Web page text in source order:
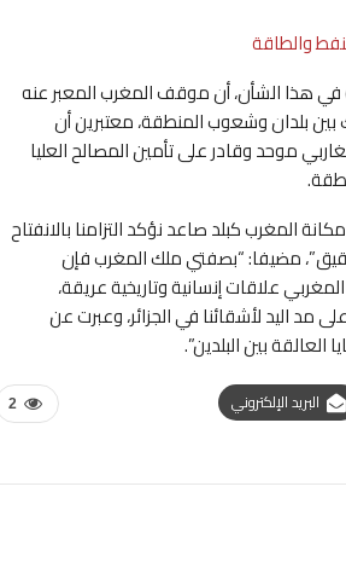
والطاقة
في هذا الشأن، أن موقف المغرب المعبر عنه
بين بلدان وشعوب المنطقة، معتبرين أن
موحد وقادر على تأمين المصالح العليا
المغرب كبلد صاعد نؤكد التزامنا بالانفتاح
مضيفا: “بصفتي ملك المغرب فإن
علاقات إنسانية وتاريخية عريقة،
مد اليد لأشقائنا في الجزائر، وعبرت عن
بين البلدين”.
2 البريد الإلكتروني